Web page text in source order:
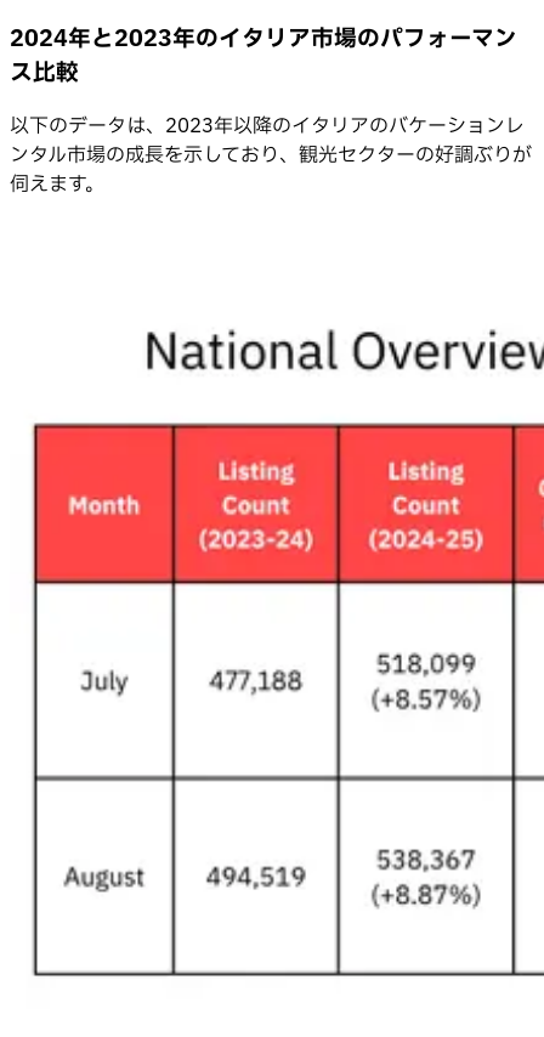
2024年と2023年のイタリア市場のパフォーマン
ス比較
以下のデータは、2023年以降のイタリアのバケーションレ
ンタル市場の成長を示しており、観光セクターの好調ぶりが
伺えます。